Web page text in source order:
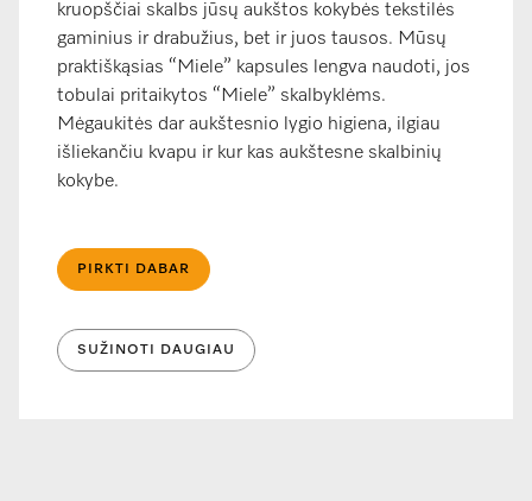
kruopščiai skalbs jūsų aukštos kokybės tekstilės
gaminius ir drabužius, bet ir juos tausos. Mūsų
praktiškąsias “Miele” kapsules lengva naudoti, jos
tobulai pritaikytos “Miele” skalbyklėms.
Mėgaukitės dar aukštesnio lygio higiena, ilgiau
išliekančiu kvapu ir kur kas aukštesne skalbinių
kokybe.
PIRKTI DABAR
SUŽINOTI DAUGIAU